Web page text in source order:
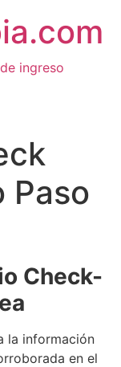
ingreso
Paso
Check-
la información
en el